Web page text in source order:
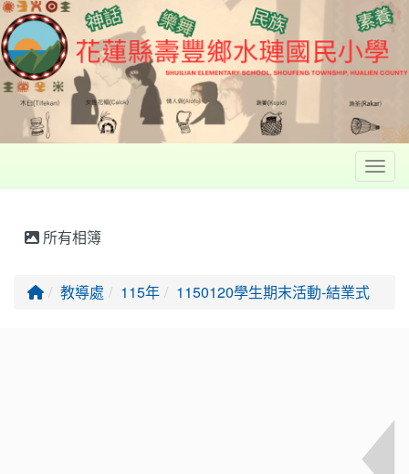
所有相簿
回首頁
教導處 115年 1150120學生期末活動-結業式